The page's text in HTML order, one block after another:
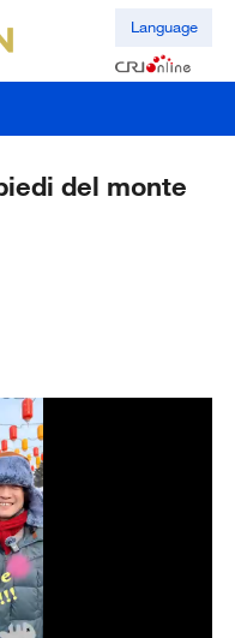
Language
del monte